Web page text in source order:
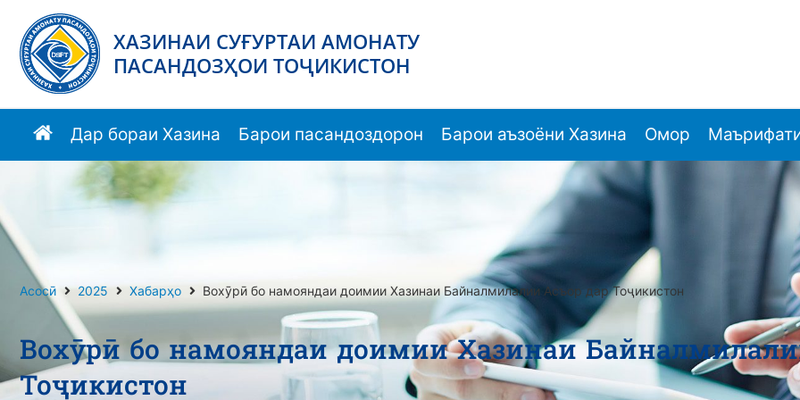
ХАЗИНАИ СУҒУРТАИ АМОНАТУ
ПАСАНДОЗҲОИ ТОҶИКИСТОН
Дар бораи Хазина Барои пасандоздорон Барои аъзоёни Хазина Омор
Асосӣ 2025 Хабарҳо Вохӯрӣ бо намояндаи доимии Хазинаи Байналмилалии Асъор дар Тоҷикистон
Вохӯрӣ бо намояндаи доимии Хазинаи
Тоҷикистон